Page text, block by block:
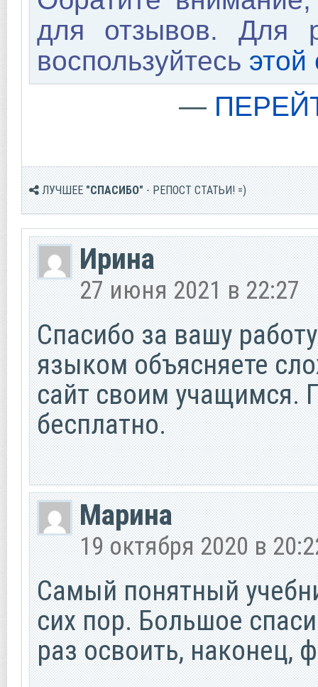
для отзывов. Для
воспользуйтесь этой
—
ЛУЧШЕЕ "СПАСИБО" - РЕПОСТ СТАТЬИ! =)
Ирина
27 июня 2021 в 22:27
Спасибо за вашу
языком объясняете
сайт своим учащимся.
бесплатно.
Марина
19 октября 2020 в
Самый понятный
сих пор. Большое
раз освоить, наконец,